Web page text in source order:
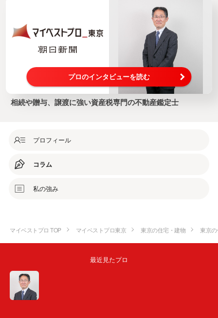
プロのインタビューを読む
相続や贈与、譲渡に強い資産税専門の不動産鑑定士
プロフィール
コラム
私の強み
マイベストプロ TOP マイベストプロ東京 東京の住宅・建物 東京
最近見たプロ